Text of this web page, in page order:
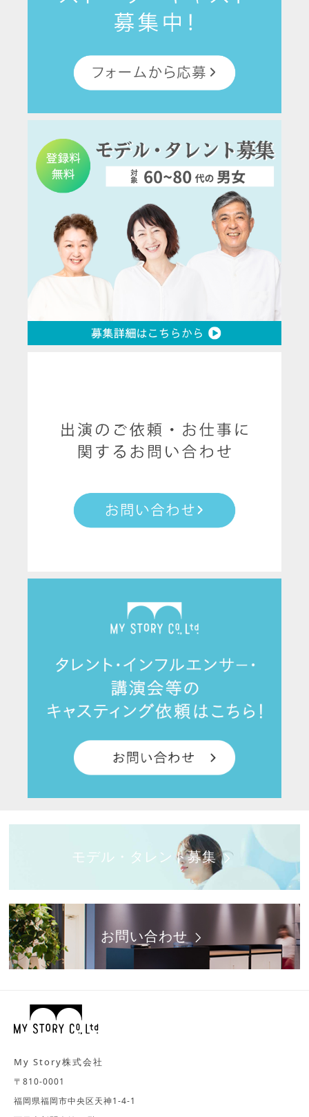
モデル・タレント募集
お問い合わせ
My Story株式会社
〒810-0001
福岡県福岡市中央区天神1-4-1